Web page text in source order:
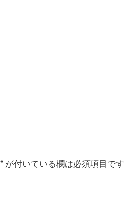
*が付いている欄は必須項目です